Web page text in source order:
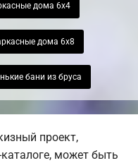
дома 6х4
дома 6х8
бани из бруса
проект,
может быть